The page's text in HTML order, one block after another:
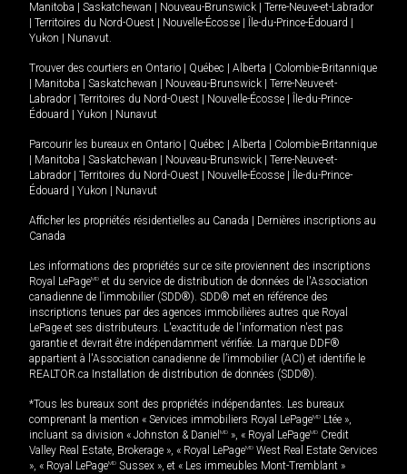
Manitoba
Saskatchewan Nouveau-Brunswick
Terre-Neuve-et-Labrador
Territoires du Nord-Ouest Nouvelle-Écosse Île-du-Prince-Édouard
Yukon
Nunavut.
Trouver des courtiers en Ontario Québec Alberta
Colombie-Britannique
Manitoba Saskatchewan Nouveau-Brunswick
Terre-Neuve-et-
Labrador
Territoires du Nord-Ouest Nouvelle-Écosse
Île-du-Prince-
Édouard
Yukon Nunavut
Parcourir les bureaux en Ontario Québec Alberta
Colombie-Britannique
Manitoba Saskatchewan Nouveau-Brunswick
Terre-Neuve-et-
Labrador
Territoires du Nord-Ouest Nouvelle-Écosse
Île-du-Prince-
Édouard
Yukon Nunavut
Afficher les propriétés résidentielles au Canada
Dernières inscriptions au
Canada
Les informations des propriétés sur ce site proviennent des inscriptions
Royal LePageMD et du service de distribution de données de l'Association
canadienne de l’immobilier (SDD®). SDD® met en référence des
inscriptions tenues par des agences immobilières autres que Royal
LePage et ses distributeurs. L'exactitude de l'information n'est pas
garantie et devrait être indépendamment vérifiée. La marque DDF®
appartient à l'Association canadienne de l’immobilier (ACI) et identifie le
REALTOR.ca Installation de distribution de données (SDD®).
*Tous les bureaux sont des propriétés indépendantes. Les bureaux
comprenant la mention « Services immobiliers Royal LePageMD Ltée »,
incluant sa division « Johnston & Daniel MD », « Royal LePageMD Credit
Valley Real Estate, Brokerage », « Royal LePageMD West Real Estate Services
», « Royal LePageMD Sussex », et « Les immeubles Mont-Tremblant »